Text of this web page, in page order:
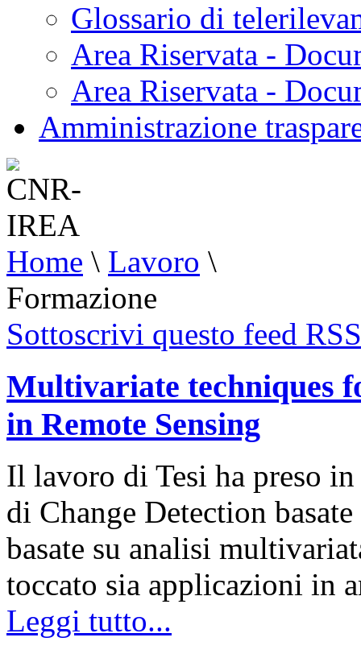
Glossario di
Area Riservata -
Area Riservata -
Amministrazione
Home \ Lavoro \
Formazione
Sottoscrivi questo feed RSS
Multivariate techniques
in Remote Sensing
Il lavoro di Tesi ha preso
di Change Detection
basate su analisi
toccato sia applicazioni
Leggi tutto...